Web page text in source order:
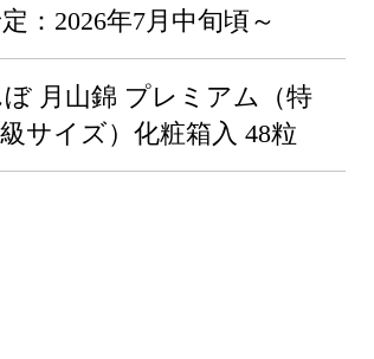
：2026年7月中旬頃～
月山錦 プレミアム（特
サイズ）化粧箱入 48粒